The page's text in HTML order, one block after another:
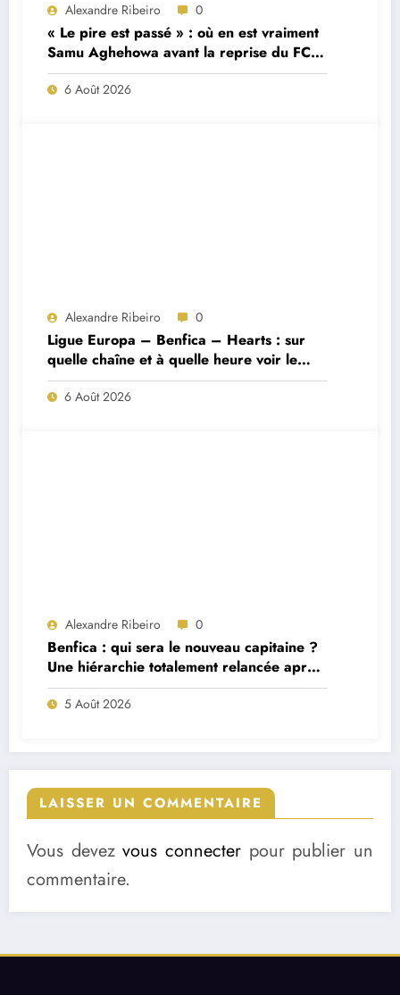
Alexandre Ribeiro 0
« Le pire est passé » : où en est vraiment
Samu Aghehowa avant la reprise du FC
Porto ?
6 Août 2026
Alexandre Ribeiro 0
Ligue Europa – Benfica – Hearts : sur
quelle chaîne et à quelle heure voir le
match ?
6 Août 2026
Alexandre Ribeiro 0
Benfica : qui sera le nouveau capitaine ?
Une hiérarchie totalement relancée après
deux départs majeurs
5 Août 2026
LAISSER UN COMMENTAIRE
Vous devezvous connecter pour publier un
commentaire.